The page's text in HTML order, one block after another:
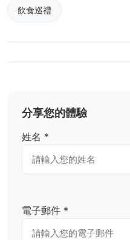
飲食巡禮
分享您的體驗
姓名 *
電子郵件 *